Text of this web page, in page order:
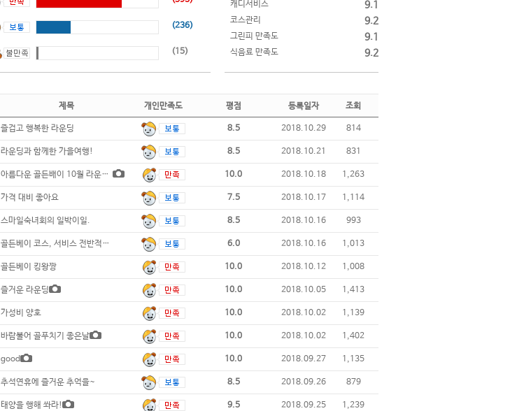
(236)
(15)
캐디서비스 9.1
코스관리 9.2
그린피 만족도 9.1
식음료 만족도 9.2
제목 개인만족도 평점 등록일자 조회
즐겁고 행복한 라운딩 8.5 2018.10.29 814
라운딩과 함께한 가을여행! 8.5 2018.10.21 831
아름다운 골든배이 10월 라운딩~~ 10.0 2018.10.18 1,263
가격 대비 좋아요 7.5 2018.10.17 1,114
스마일숙녀회의 일박이일. 8.5 2018.10.16 993
골든베이 코스, 서비스 전반적으로 실망하고 6.0 2018.10.16 1,013
골든베이 킹왕짱 10.0 2018.10.12 1,008
즐거운 라운딩 10.0 2018.10.05 1,413
가성비 양호 10.0 2018.10.02 1,139
바람불어 골푸치기 좋은날 10.0 2018.10.02 1,402
good 10.0 2018.09.27 1,135
추석연휴에 즐거운 추억을~ 8.5 2018.09.26 879
태양을 행해 쏴라! 9.5 2018.09.25 1,239